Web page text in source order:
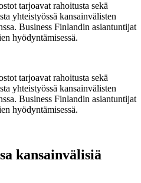
tarjoavat rahoitusta sekä
yhteistyössä kansainvälisten
Business Finlandin asiantuntijat
hyödyntämisessä.
tarjoavat rahoitusta sekä
yhteistyössä kansainvälisten
Business Finlandin asiantuntijat
hyödyntämisessä.
kansainvälisiä